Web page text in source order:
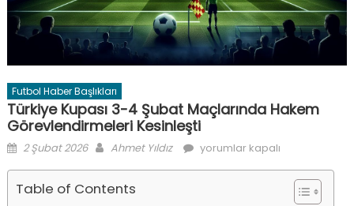
Futbol Haber Başlıkları
Türkiye Kupası 3-4 Şubat Maçlarında Hakem
Görevlendirmeleri Kesinleşti
Posted
2 Şubat 2026 Author
Ahmet Yıldız
Türkiye
yorumlar kapalı
Table of Contents